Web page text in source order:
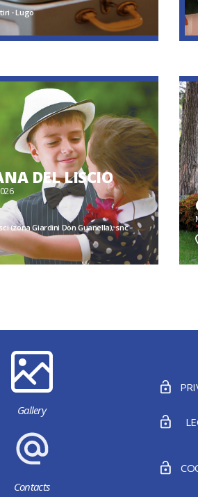
- Lugo
DEL LISCIO
(zona Giardini Don Guanella), snc -
Gallery
Contacts